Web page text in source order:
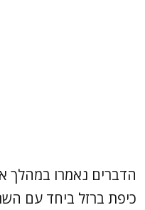
הדברים נאמרו במהלך
כיפת ברזל ביחד עם